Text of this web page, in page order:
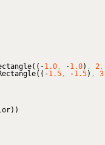
( ( -1.0, -1.0) , 2,
( ( -1.5, -1.5) , 3
) )